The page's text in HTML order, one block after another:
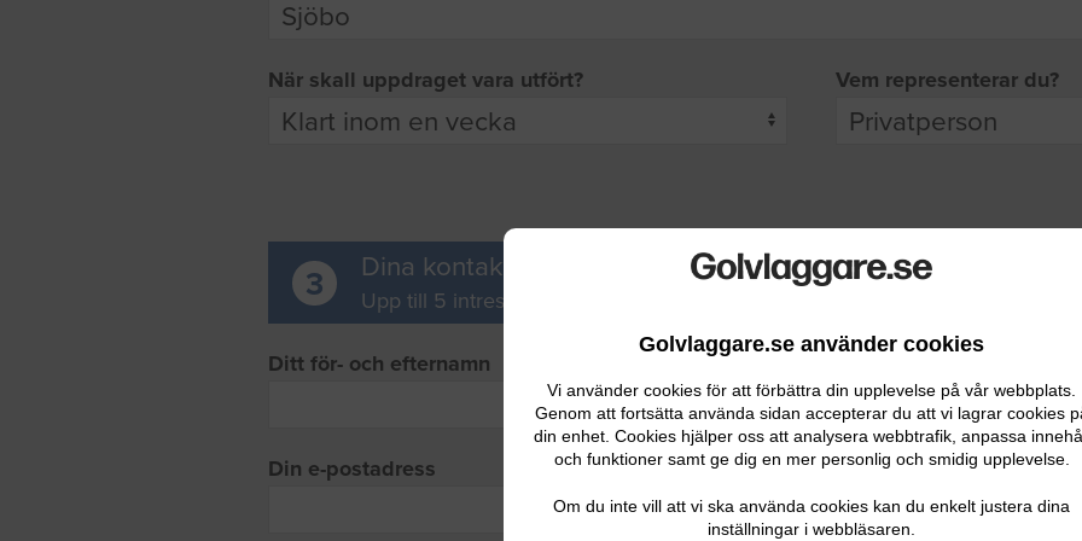
Golvlaggare.se använder cookies
Vi använder cookies för att förbättra din upplevelse på vår webbplats.
Genom att fortsätta använda sidan accepterar du att vi lagrar cookies
din enhet. Cookies hjälper oss att analysera webbtrafik, anpassa
och funktioner samt ge dig en mer personlig och smidig upplevelse.
Om du inte vill att vi ska använda cookies kan du enkelt justera dina
inställningar i webbläsaren.
När skall uppdraget vara utfört? Vem representerar du?
3 Dina kontaktuppgifter
Upp till 5 intresserade leverantörer får möjlighet att ta kontakt med dig.
Ditt för- och efternamn
Din e-postadress Ditt telefonnummer